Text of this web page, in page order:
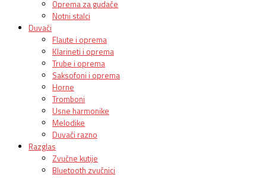
Oprema za gudače
Notni stalci
Duvači
Flaute i oprema
Klarineti i oprema
Trube i oprema
Saksofoni i oprema
Horne
Tromboni
Usne harmonike
Melodike
Duvači razno
Razglas
Zvučne kutije
Bluetooth zvučnici